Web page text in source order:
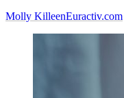
Molly KilleenEuractiv.com